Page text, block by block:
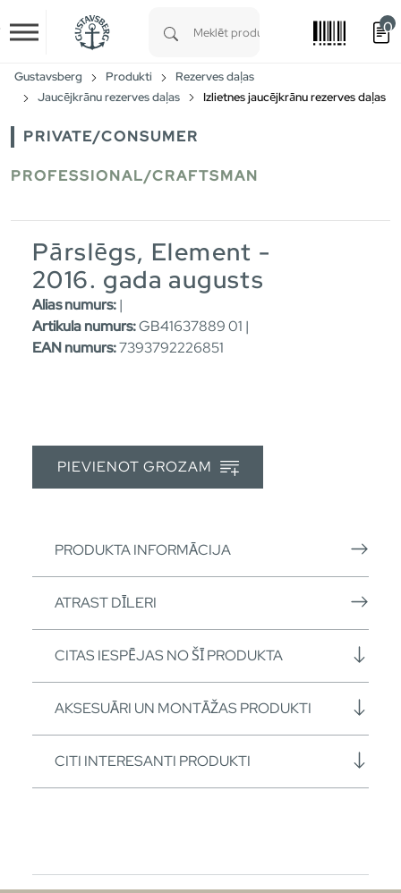
Skip to main content
0
Gustavsberg Produkti
Rezerves daļas
Jaucējkrānu rezerves daļas
Izlietnes jaucējkrānu rezerves daļas
PRIVATE/CONSUMER
PROFESSIONAL/CRAFTSMAN
Pārslēgs, Element -
2016. gada augusts
Alias numurs:|
Artikula numurs:GB41637889 01 |
EAN numurs:7393792226851
PIEVIENOT GROZAM
PRODUKTA INFORMĀCIJA
ATRAST DĪLERI
CITAS IESPĒJAS NO ŠĪ PRODUKTA
AKSESUĀRI UN MONTĀŽAS PRODUKTI
CITI INTERESANTI PRODUKTI